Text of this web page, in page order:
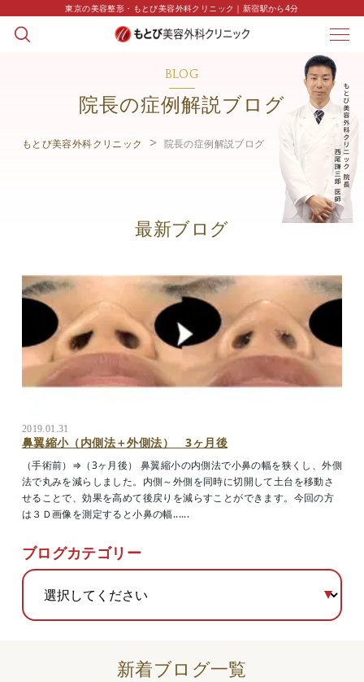
東京の美容整形・もとび美容外科クリニック｜新宿駅から4分
BLOG
院長の症例解説ブログ
もとび美容外科クリニック 院長の症例解説ブログ
最新ブログ
2019.01.31
鼻翼縮小（内側法＋外側法） 3ヶ月後
（手術前）⇒（3ヶ月後） 鼻翼縮小の内側法で小鼻の幅を狭くし、外側
法で丸みを減らしました。内側～外側を同時に切開して土台を移動さ
せることで、効果を高めて後戻りを減らすことができます。今回の方
は３Ｄ画像を測定すると小鼻の幅......
ブログカテゴリー
新着ブログ一覧